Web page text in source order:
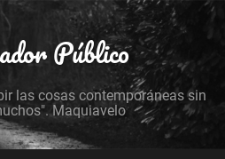
Público
las cosas contemporáneas sin
Maquiavelo